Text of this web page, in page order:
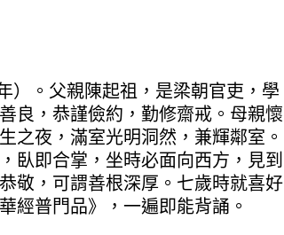
）。父親陳起祖，是梁朝官吏，學
良，恭謹儉約，勤修齋戒。母親懷
之夜，滿室光明洞然，兼輝鄰室。
臥即合掌，坐時必面向西方，見到
敬，可謂善根深厚。七歲時就喜好
經普門品》，一遍即能背誦。